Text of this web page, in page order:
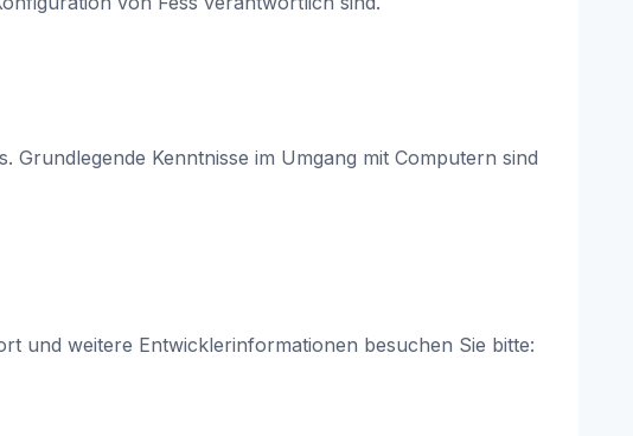
Grundlegende Kenntnisse im Umgang mit Computern sind
und weitere Entwicklerinformationen besuchen Sie bitte: